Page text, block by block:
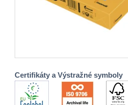
Certifikáty a Výstražné symboly